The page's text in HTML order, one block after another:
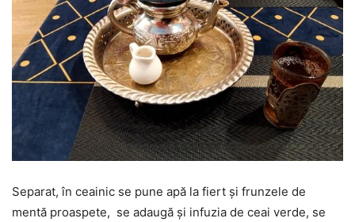
Separat, în ceainic se pune apă la fiert și frunzele de
mentă proaspete, se adaugă și infuzia de ceai verde, se